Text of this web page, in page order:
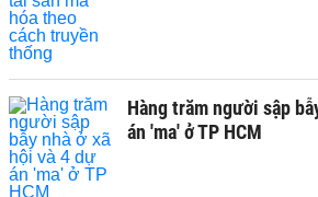
Hàng trăm người sập
án 'ma' ở TP HCM